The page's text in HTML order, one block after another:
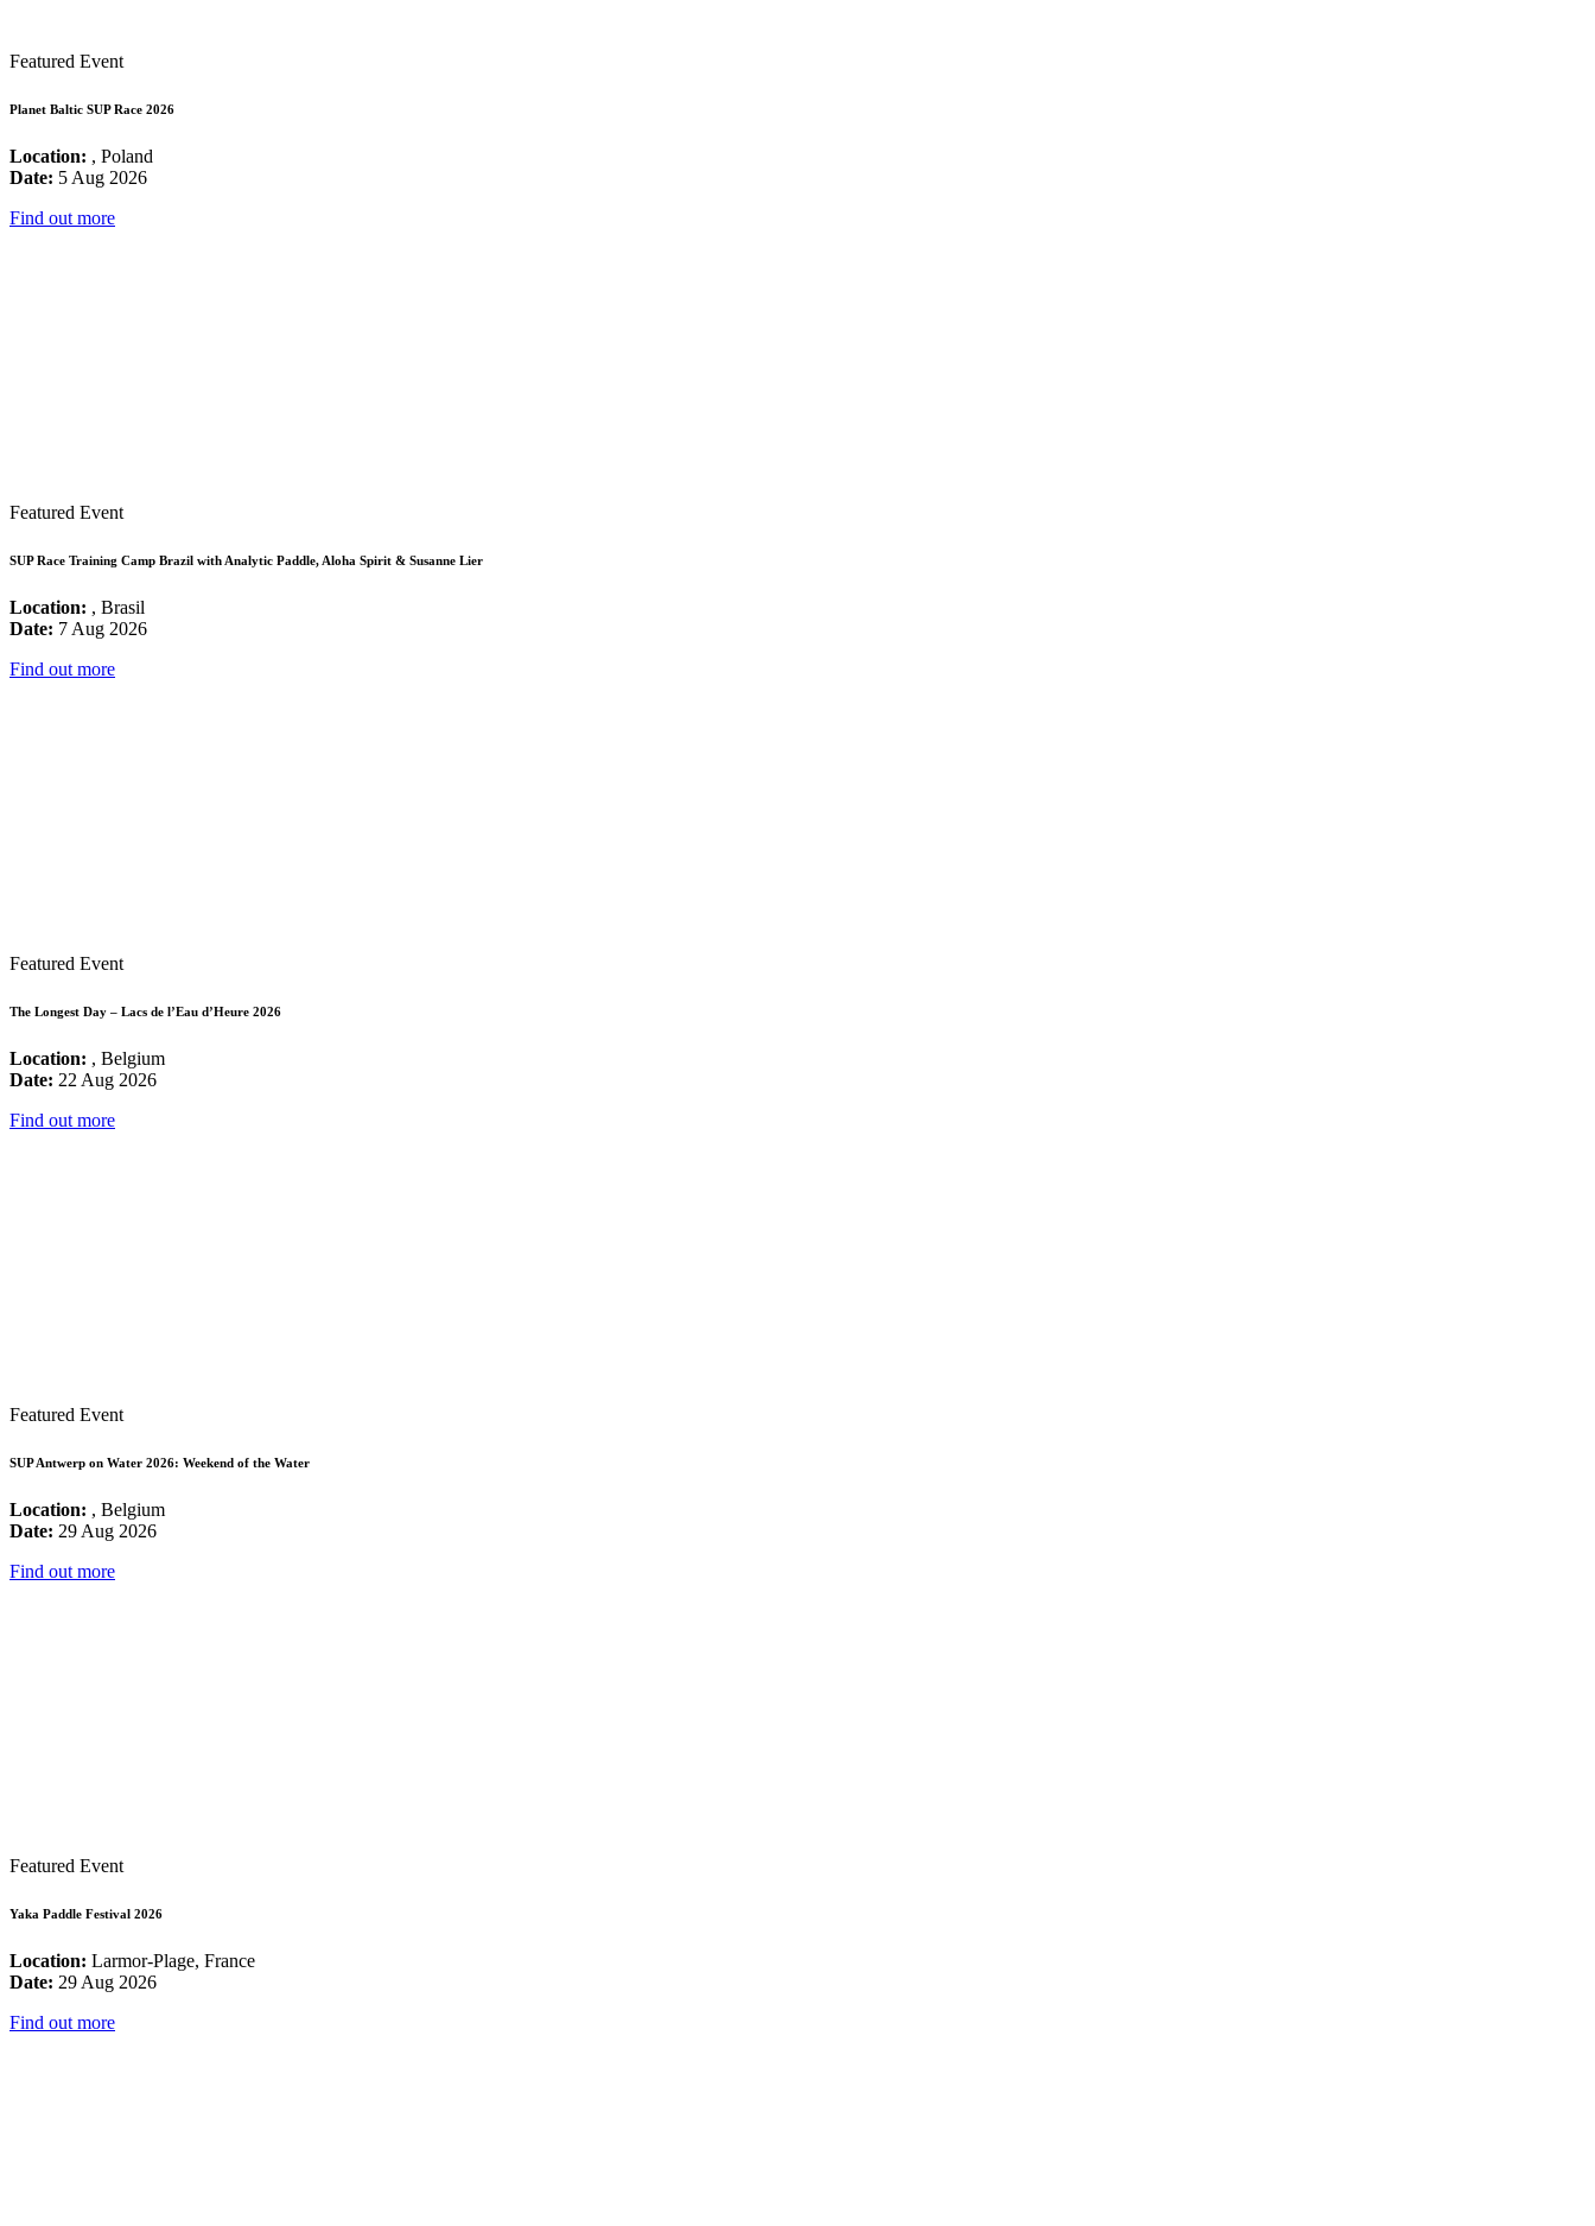
Featured Event
Planet Baltic SUP Race 2026
Location: , Poland
Date: 5 Aug 2026
Find out more
Featured Event
SUP Race Training Camp Brazil with Analytic Paddle, Aloha Spirit & Susanne Lier
Location: , Brasil
Date: 7 Aug 2026
Find out more
Featured Event
The Longest Day – Lacs de l’Eau d’Heure 2026
Location: , Belgium
Date: 22 Aug 2026
Find out more
Featured Event
SUP Antwerp on Water 2026: Weekend of the Water
Location: , Belgium
Date: 29 Aug 2026
Find out more
Featured Event
Yaka Paddle Festival 2026
Location: Larmor-Plage, France
Date: 29 Aug 2026
Find out more